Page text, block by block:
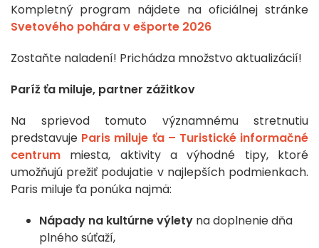
Kompletný program nájdete na oficiálnej stránke
Svetového pohára v ešporte 2026
Zostaňte naladení! Prichádza množstvo aktualizácií!
Paríž ťa miluje, partner zážitkov
Na sprievod tomuto významnému stretnutiu
predstavuje Paris miluje ťa – Turistické informačné
centrum miesta, aktivity a výhodné tipy, ktoré
umožňujú prežiť podujatie v najlepších podmienkach.
Paris miluje ťa ponúka najmä:
Nápady na kultúrne výlety na doplnenie dňa
plného súťaží,